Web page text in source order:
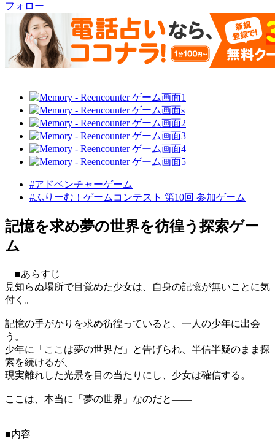
フォロー
#アドベンチャーゲーム
#ふりーむ！ゲームコンテスト 第10回 参加ゲーム
記憶を求め夢の世界を彷徨う探索ゲー
ム
■あらすじ
見知らぬ場所で目覚めた少女は、自身の記憶が無いことに気
付く。
記憶の手がかりを求め彷徨っていると、一人の少年に出会
う。
少年に「ここは夢の世界だ」と告げられ、半信半疑のまま探
索を続けるが、
現実離れした光景を目の当たりにし、少女は確信する。
ここは、本当に「夢の世界」なのだと――
■内容